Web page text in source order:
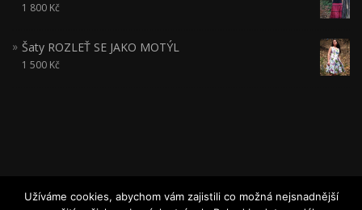
1 800 Kč
Šaty ROZLEŤ SE JAKO MOTÝL
1 500 Kč
Užíváme cookies, abychom vám zajistili co možná nejsnadnější